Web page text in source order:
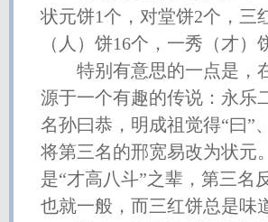
状元饼1个，对堂饼2个，三
（人）饼16个，一秀（才）
特别有意思的一点是，在
源于一个有趣的传说：永乐
名孙曰恭，明成祖觉得“曰”
将第三名的邢宽易改为状元
是“才高八斗”之辈，第三名
也就一般，而三红饼总是味